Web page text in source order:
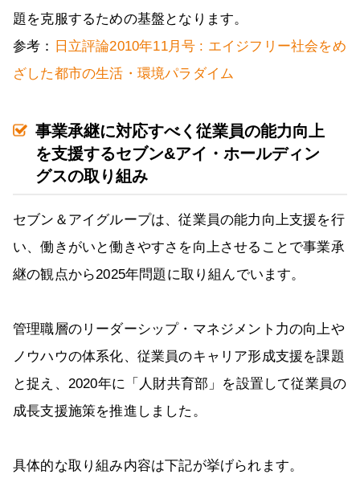
題を克服するための基盤となります。
参考：
日立評論2010年11月号 : エイジフリー社会をめ
ざした都市の生活・環境パラダイム
事業承継に対応すべく従業員の能力向上
を支援するセブン&アイ・ホールディン
グスの取り組み
セブン＆アイグループは、従業員の能力向上支援を行
い、働きがいと働きやすさを向上させることで事業承
継の観点から2025年問題に取り組んでいます。
管理職層のリーダーシップ・マネジメント力の向上や
ノウハウの体系化、従業員のキャリア形成支援を課題
と捉え、2020年に「人財共育部」を設置して従業員の
成長支援施策を推進しました。
具体的な取り組み内容は下記が挙げられます。